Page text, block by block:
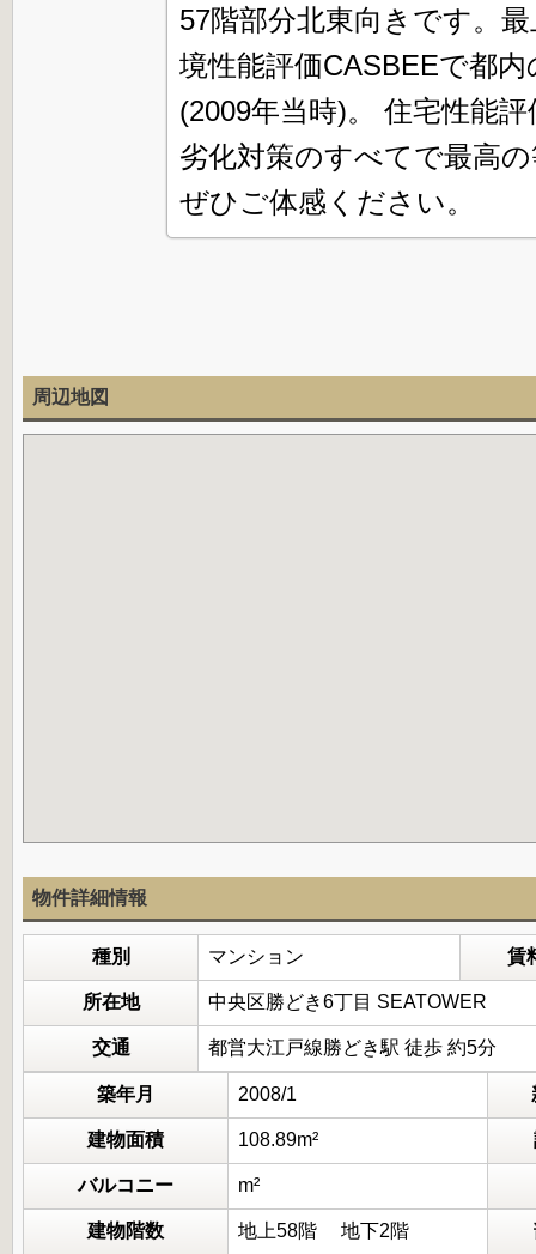
57階部分北東向きです。
境性能評価CASBEEで都
(2009年当時)。 住宅性能
劣化対策のすべてで最高
ぜひご体感ください。
周辺地図
物件詳細情報
種別 マンション 賃
所在地 中央区勝どき6丁目 SEATOWER
交通 都営大江戸線勝どき駅 徒歩 約5分
築年月 2008/1
建物面積 108.89m²
バルコニー m²
建物階数 地上58階 地下2階